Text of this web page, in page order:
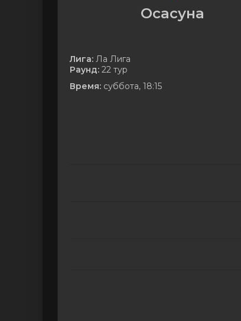
Осасуна
Лига: Ла Лига
Раунд: 22 тур
Время: суббота, 18:15